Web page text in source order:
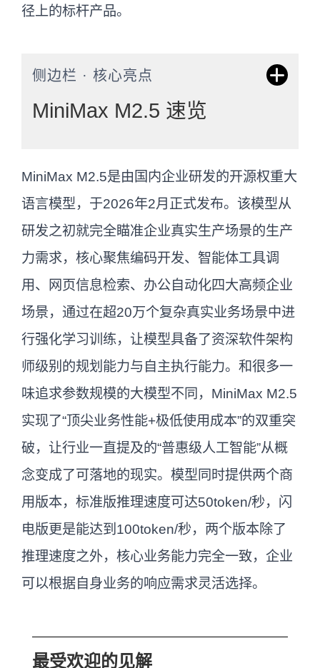
径上的标杆产品。
侧边栏 · 核心亮点
MiniMax M2.5 速览
公自动化。通过20万+复杂场景强化学习，
具备架构师级规划能力。标准版50token/
秒，闪电版100token/秒，核心能力一致，
成本极低。2026年2月发布，支持10+编程
语言，函数调用效率提升20%。
MiniMax M2.5是由国内企业研发的开源权重大
语言模型，于2026年2月正式发布。该模型从
研发之初就完全瞄准企业真实生产场景的生产
力需求，核心聚焦编码开发、智能体工具调
用、网页信息检索、办公自动化四大高频企业
场景，通过在超20万个复杂真实业务场景中进
行强化学习训练，让模型具备了资深软件架构
师级别的规划能力与自主执行能力。和很多一
味追求参数规模的大模型不同，MiniMax M2.5
实现了“顶尖业务性能+极低使用成本”的双重突
破，让行业一直提及的“普惠级人工智能”从概
念变成了可落地的现实。模型同时提供两个商
用版本，标准版推理速度可达50token/秒，闪
电版更是能达到100token/秒，两个版本除了
推理速度之外，核心业务能力完全一致，企业
可以根据自身业务的响应需求灵活选择。
最受欢迎的见解